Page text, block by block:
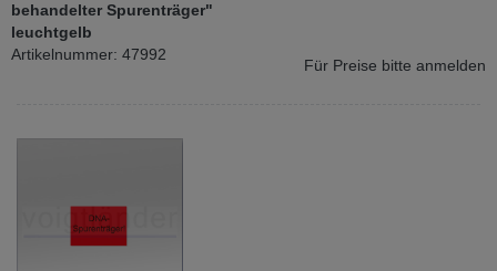
behandelter Spurenträger"
leuchtgelb
Artikelnummer: 47992
Für Preise bitte anmelden